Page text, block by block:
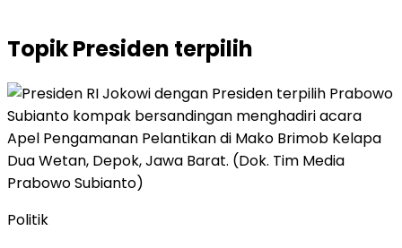
TopikPresiden terpilih
Politik